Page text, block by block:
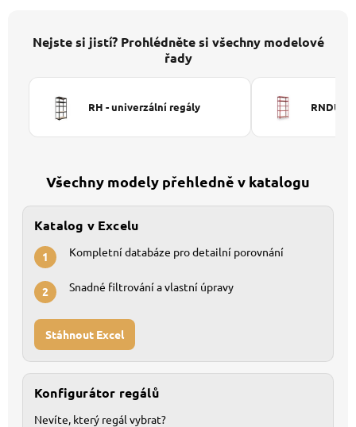
Nejste si jistí? Prohlédněte si všechny modelové
řady
RH - univerzální regály RNDU-
Všechny modely přehledně v katalogu
Katalog v Excelu
1 Kompletní databáze pro detailní porovnání
2 Snadné filtrování a vlastní úpravy
Stáhnout Excel
Konfigurátor regálů
Nevíte, který regál vybrat?